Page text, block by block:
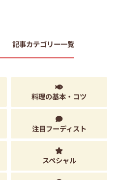
記事カテゴリー一覧
料理の基本・コツ
注目フーディスト
スペシャル